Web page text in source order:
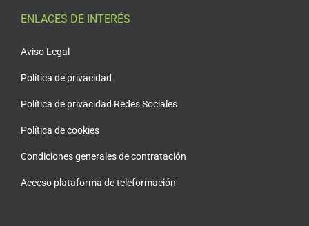
ENLACES DE INTERÉS
Aviso Legal
Política de privacidad
Política de privacidad Redes Sociales
Política de cookies
Condiciones generales de contratación
Acceso plataforma de teleformación